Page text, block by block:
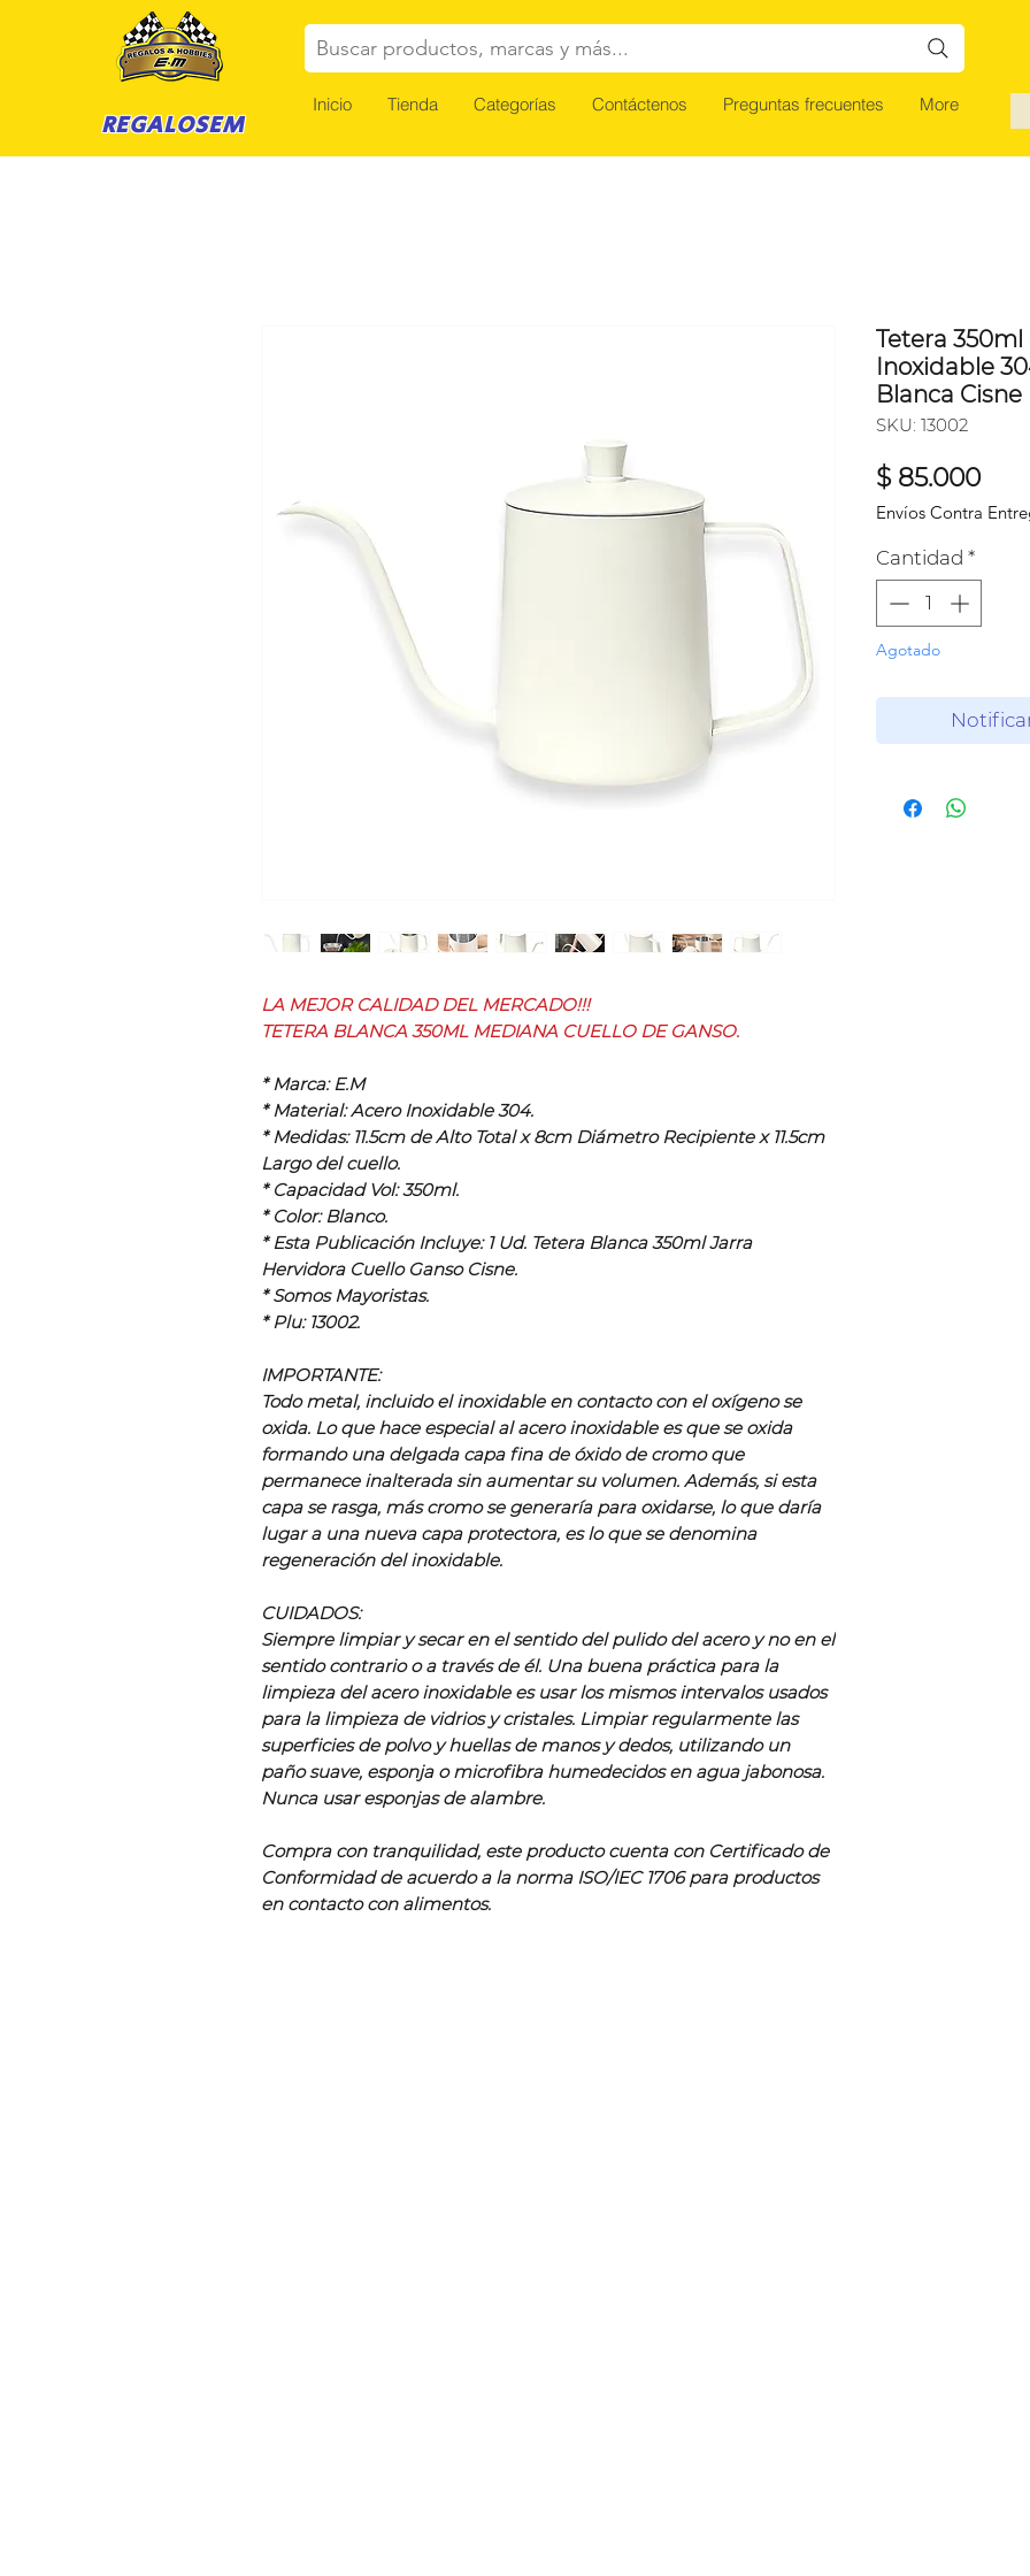
Inicio Tienda Categorías Contáctenos Preguntas frecuentes More
REGALOSEM
Buscar productos, marcas y más...
LA MEJOR CALIDAD DEL MERCADO!!!
TETERA BLANCA 350ML MEDIANA CUELLO DE GANSO.
* Marca: E.M
* Material: Acero Inoxidable 304.
* Medidas: 11.5cm de Alto Total x 8cm Diámetro Recipiente x 11.5cm
Largo del cuello.
* Capacidad Vol: 350ml.
* Color: Blanco.
* Esta Publicación Incluye: 1 Ud. Tetera Blanca 350ml Jarra
Hervidora Cuello Ganso Cisne.
* Somos Mayoristas.
* Plu: 13002.
IMPORTANTE:
Todo metal, incluido el inoxidable en contacto con el oxígeno se
oxida. Lo que hace especial al acero inoxidable es que se oxida
formando una delgada capa fina de óxido de cromo que
permanece inalterada sin aumentar su volumen. Además, si esta
capa se rasga, más cromo se generaría para oxidarse, lo que daría
lugar a una nueva capa protectora, es lo que se denomina
regeneración del inoxidable.
CUIDADOS:
Siempre limpiar y secar en el sentido del pulido del acero y no en el
sentido contrario o a través de él. Una buena práctica para la
limpieza del acero inoxidable es usar los mismos intervalos usados
para la limpieza de vidrios y cristales. Limpiar regularmente las
superficies de polvo y huellas de manos y dedos, utilizando un
paño suave, esponja o microfibra humedecidos en agua jabonosa.
Nunca usar esponjas de alambre.
Compra con tranquilidad, este producto cuenta con Certificado de
Conformidad de acuerdo a la norma ISO/IEC 1706 para productos
en contacto con alimentos.
Tetera 350ml
Inoxidable
Blanca Cisne
SKU: 13002
$ 85.000
Envíos Contra
Cantidad *
Agotado